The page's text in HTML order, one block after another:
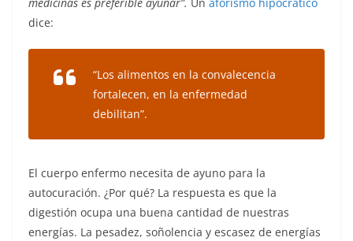
dice:
“Los alimentos en la convalecencia
fortalecen, en la enfermedad
debilitan”.
El cuerpo enfermo necesita de ayuno para la
autocuración. ¿Por qué? La respuesta es que la
digestión ocupa una buena cantidad de nuestras
energías. La pesadez, soñolencia y escasez de energías